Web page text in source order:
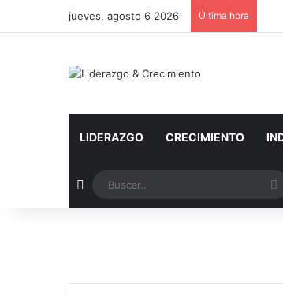
jueves, agosto 6 2026 Última hora
LIDERAZGO CRECIMIENTO
Artículo aleatorio